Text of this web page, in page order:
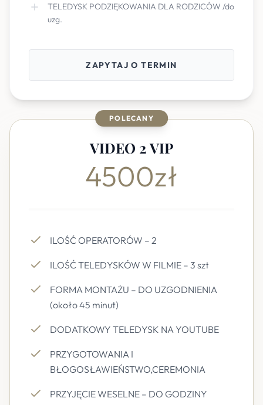
TELEDYSK PODZIĘKOWANIA DLA RODZICÓW /do
uzg.
ZAPYTAJ O TERMIN
POLECANY
VIDEO 2 VIP
4500zł
ILOŚĆ OPERATORÓW – 2
ILOŚĆ TELEDYSKÓW W FILMIE – 3 szt
FORMA MONTAŻU – DO UZGODNIENIA
(około 45 minut)
DODATKOWY TELEDYSK NA YOUTUBE
PRZYGOTOWANIA I
BŁOGOSŁAWIEŃSTWO,CEREMONIA
PRZYJĘCIE WESELNE – DO GODZINY